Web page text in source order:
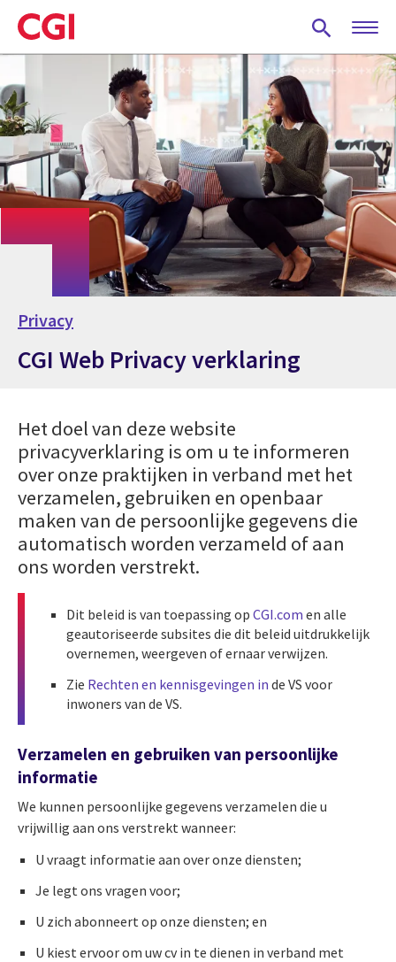
Skip
to
main
Privacy
CGI Web Privacy verklaring
Het doel van deze website
privacyverklaring is om u te informeren
over onze praktijken in verband met het
verzamelen, gebruiken en openbaar
maken van de persoonlijke gegevens die
automatisch worden verzameld of aan
ons worden verstrekt.
Dit beleid is van toepassing op CGI.com en alle
geautoriseerde subsites die dit beleid uitdrukkelijk
overnemen, weergeven of ernaar verwijzen.
Zie Rechten en kennisgevingen in de VS voor
inwoners van de VS.
Verzamelen en gebruiken van persoonlijke
informatie
We kunnen persoonlijke gegevens verzamelen die u
vrijwillig aan ons verstrekt wanneer:
U vraagt informatie aan over onze diensten;
Je legt ons vragen voor;
U zich abonneert op onze diensten; en
U kiest ervoor om uw cv in te dienen in verband met